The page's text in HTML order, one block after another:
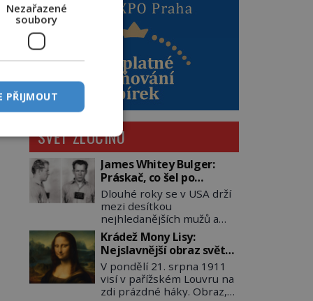
SVĚT ZLOČINU
James Whitey Bulger:
Práskač, co šel po
práskačích
Dlouhé roky se v USA drží
mezi desítkou
nejhledanějších mužů a
dopracuje to až na číslo
dvě – hned po Usámovi bin
Ládinovi (1957–2011). To je
James „Whitey“ Bulger
(1929–2018) viněný ze
spoluúčasti na 19
Krádež Mony Lisy:
Nejslavnější obraz světa
zůstane dva roky
nezvěstný
V pondělí 21. srpna 1911
visí v pařížském Louvru na
zdi prázdné háky. Obraz,
Nezařazené
soubory
PŘIJMOUT